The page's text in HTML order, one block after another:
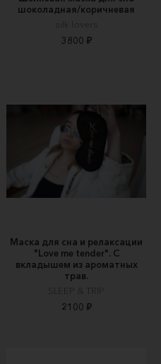
шоколадная/коричневая
silk lovers
3800 ₽
Маска для сна и релаксации
"Love me tender". С
вкладышем из ароматных
трав.
SLEEP & TRIP
2100 ₽